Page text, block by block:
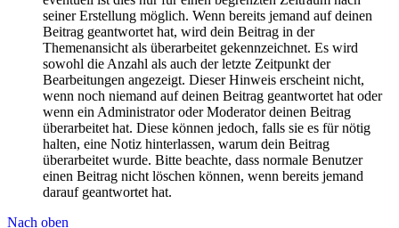
seiner Erstellung möglich. Wenn bereits jemand auf deinen
Beitrag geantwortet hat, wird dein Beitrag in der
Themenansicht als überarbeitet gekennzeichnet. Es wird
sowohl die Anzahl als auch der letzte Zeitpunkt der
Bearbeitungen angezeigt. Dieser Hinweis erscheint nicht,
wenn noch niemand auf deinen Beitrag geantwortet hat oder
wenn ein Administrator oder Moderator deinen Beitrag
überarbeitet hat. Diese können jedoch, falls sie es für nötig
halten, eine Notiz hinterlassen, warum dein Beitrag
überarbeitet wurde. Bitte beachte, dass normale Benutzer
einen Beitrag nicht löschen können, wenn bereits jemand
darauf geantwortet hat.
Nach oben